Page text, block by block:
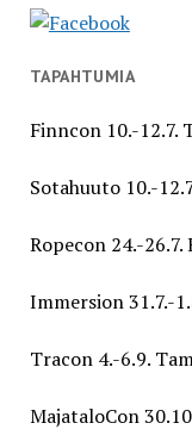
TAPAHTUMIA
Finncon 10.-12.7.
Sotahuuto 10.-
Ropecon 24.-26.7.
Immersion 31.7.-
Tracon 4.-6.9.
MajataloCon